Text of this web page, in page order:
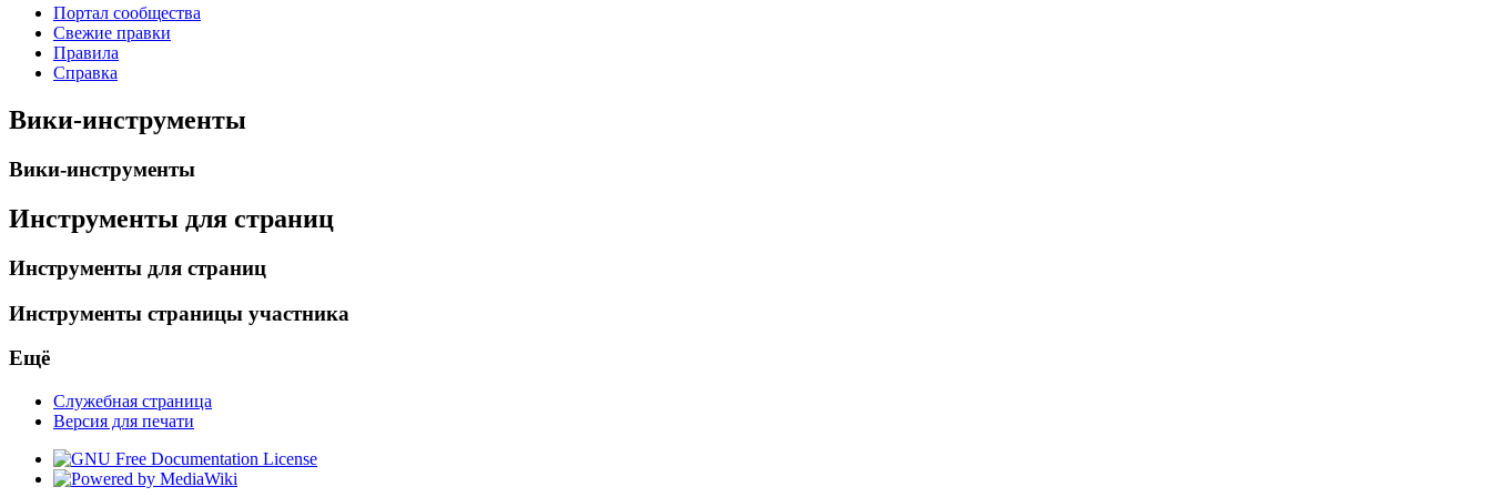
Портал сообщества
Свежие правки
Правила
Справка
Вики-инструменты
Вики-инструменты
Инструменты для страниц
Инструменты для страниц
Инструменты страницы участника
Ещё
Служебная страница
Версия для печати